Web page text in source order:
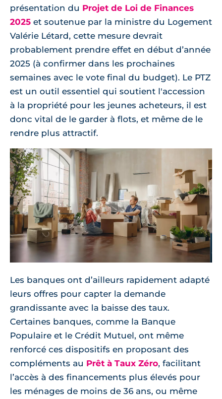
présentation du Projet de Loi de Finances
2025 et soutenue par la ministre du Logement
Valérie Létard, cette mesure devrait
probablement prendre effet en début d’année
2025 (à confirmer dans les prochaines
semaines avec le vote final du budget). Le PTZ
est un outil essentiel qui soutient l'accession
à la propriété pour les jeunes acheteurs, il est
donc vital de le garder à flots, et même de le
rendre plus attractif.
Les banques ont d’ailleurs rapidement adapté
leurs offres pour capter la demande
grandissante avec la baisse des taux.
Certaines banques, comme la Banque
Populaire et le Crédit Mutuel, ont même
renforcé ces dispositifs en proposant des
compléments au Prêt à Taux Zéro, facilitant
l’accès à des financements plus élevés pour
les ménages de moins de 36 ans, ou même